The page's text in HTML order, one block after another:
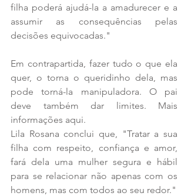
filha poderá ajudá-la a amadurecer e a
assumir as consequências pelas
decisões equivocadas."
Em contrapartida, fazer tudo o que ela
quer, o torna o queridinho dela, mas
pode torná-la manipuladora. O pai
deve também dar limites. Mais
informações aqui.
Lila Rosana conclui que, "Tratar a sua
filha com respeito, confiança e amor,
fará dela uma mulher segura e hábil
para se relacionar não apenas com os
homens, mas com todos ao seu redor."